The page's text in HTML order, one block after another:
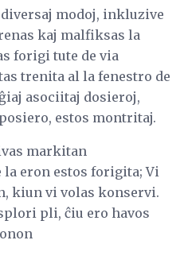
modoj, inkluzive
kaj malfiksas la
forigi tute de via
trenita al la fenestro de
asociitaj dosieroj,
estos montritaj.
markitan
eron estos forigita; Vi
kiun vi volas konservi.
pli, ĉiu ero havos